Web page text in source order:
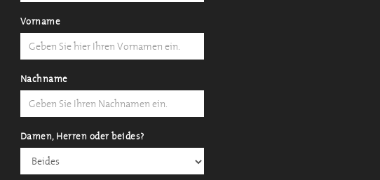
Vorname
Nachname
Damen, Herren oder beides?